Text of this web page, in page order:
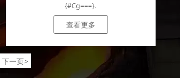
{#Cg===}.
查看更多
下一页>